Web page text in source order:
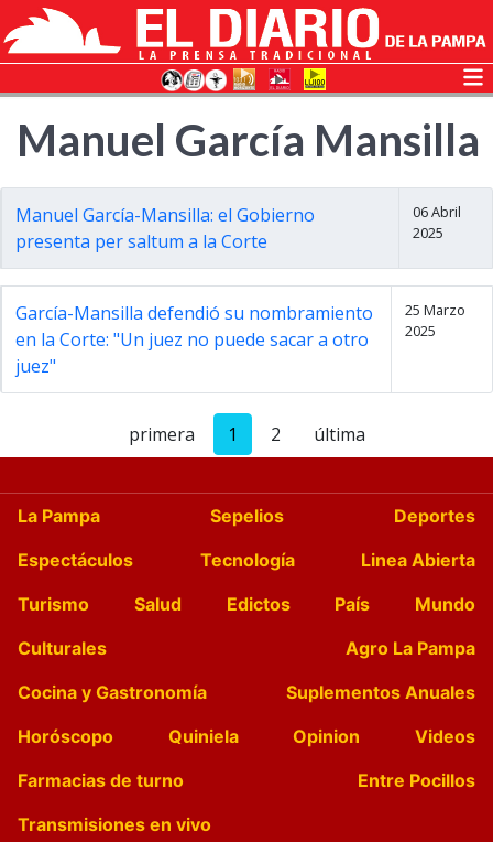
Manuel García Mansilla
Manuel García-Mansilla: el Gobierno
presenta per saltum a la Corte
06 Abril
2025
García-Mansilla defendió su nombramiento
en la Corte: "Un juez no puede sacar a otro
juez"
25 Marzo
2025
primera 1 2 última
La Pampa Sepelios
Deportes
Espectáculos
Tecnología
Linea Abierta
Turismo
Salud Edictos País
Mundo
Culturales
Agro La Pampa
Cocina y Gastronomía
Suplementos Anuales
Horóscopo
Quiniela Opinion
Videos
Farmacias de turno
Entre Pocillos
Transmisiones en vivo